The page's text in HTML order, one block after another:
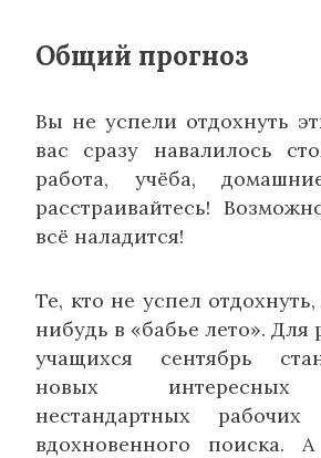
Общий прогноз
Вы не успели отдохнуть
вас сразу навалилось
работа, учёба,
расстраивайтесь!
всё наладится!
Те, кто не успел
нибудь в «бабье лето».
учащихся сентябрь
новых интересных
нестандартных
вдохновенного поиска.